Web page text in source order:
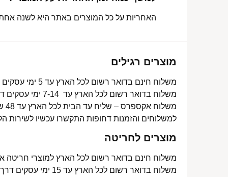
האחריות על כל המוצרים באתר היא לשנה
מוצרים רגילים
משלוח חינם בדואר רשום לכל הארץ עד 5 ימי עסקים מעל 350 ₪
משלוח בדואר רשום לכל הארץ עד 7-14 ימי עסקים דרך דואר ישראל- 15 ₪
משלוח אקספרס – שליח עד הבית לכל הארץ עד 48 שעות- 40 ₪
למשלוחים והזמנות דחופות התקשרו עכשיו לשירות
מוצרים לחריטה
משלוח חינם בדואר רשום לכל הארץ למוצרי חריטה אישית עד 15 ימי
משלוח בדואר רשום לכל הארץ עד 15 ימי עסקים דרך דואר ישראל- 15 ₪